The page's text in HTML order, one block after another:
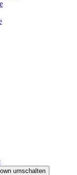
umschalten